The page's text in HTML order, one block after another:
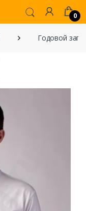
0
Годовой